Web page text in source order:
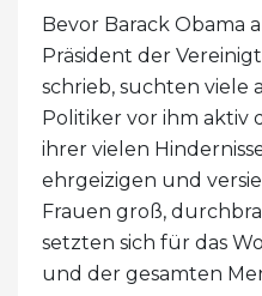
Bevor Barack Obama
Präsident der
schrieb, suchten viele
Politiker vor ihm aktiv
ihrer vielen
ehrgeizigen und
Frauen groß,
setzten sich für das
und der gesamten